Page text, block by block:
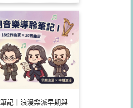
記｜浪漫樂派早期與